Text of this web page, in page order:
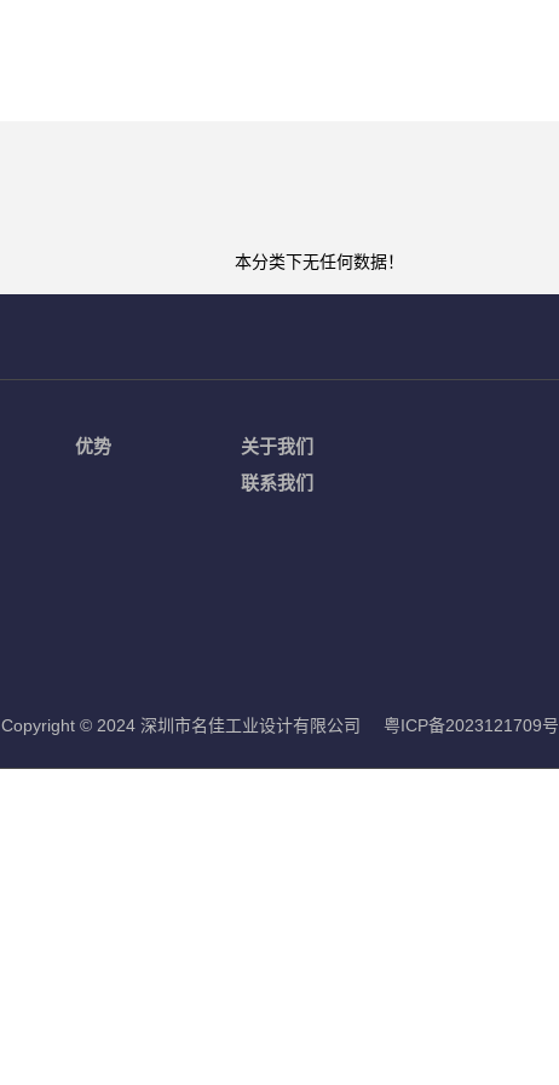
本分类下无任何数据！
优势
关于我们
联系我们
Copyright © 2024 深圳市名佳工业设计有限公司 粤ICP备2023121709号